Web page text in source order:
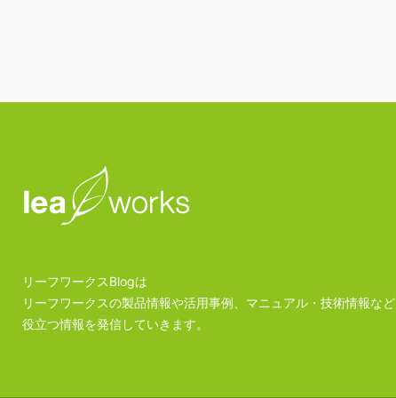
リーフワークスBlogは
リーフワークスの製品情報や活用事例、マニュアル・技術情報など
役立つ情報を発信していきます。